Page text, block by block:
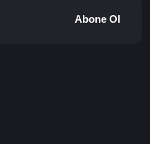
Abone Ol